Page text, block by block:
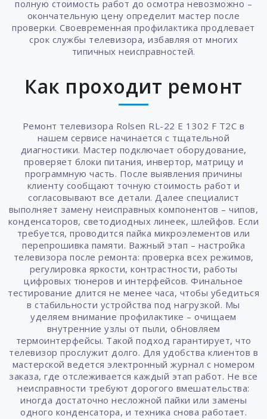
полную стоимость работ до осмотра невозможно –
окончательную цену определит мастер после
проверки. Своевременная профилактика продлевает
срок службы телевизора, избавляя от многих
типичных неисправностей.
Как проходит ремонт
Ремонт телевизора Rolsen RL-22 E 1302 F T2C в
нашем сервисе начинается с тщательной
диагностики. Мастер подключает оборудование,
проверяет блоки питания, инвертор, матрицу и
программную часть. После выявления причины
клиенту сообщают точную стоимость работ и
согласовывают все детали. Далее специалист
выполняет замену неисправных компонентов – чипов,
конденсаторов, светодиодных линеек, шлейфов. Если
требуется, проводится пайка микроэлементов или
перепрошивка памяти. Важный этап – настройка
телевизора после ремонта: проверка всех режимов,
регулировка яркости, контрастности, работы
цифровых тюнеров и интерфейсов. Финальное
тестирование длится не менее часа, чтобы убедиться
в стабильности устройства под нагрузкой. Мы
уделяем внимание профилактике – очищаем
внутренние узлы от пыли, обновляем
термоинтерфейсы. Такой подход гарантирует, что
телевизор прослужит долго. Для удобства клиентов в
мастерской ведется электронный журнал с номером
заказа, где отслеживается каждый этап работ. Не все
неисправности требуют дорогого вмешательства:
иногда достаточно несложной пайки или замены
одного конденсатора, и техника снова работает.